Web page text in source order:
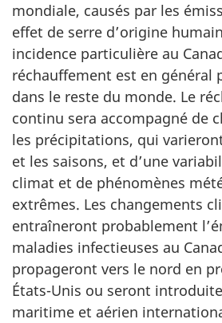
mondiale, causés par les
effet de serre d’origine
incidence particulière au
réchauffement est en général
dans le reste du monde. Le
continu sera accompagné de
les précipitations, qui
et les saisons, et d’une
climat et de phénomènes
extrêmes. Les changements
entraîneront probablement
maladies infectieuses au
propageront vers le nord en
États-Unis ou seront
maritime et aérien